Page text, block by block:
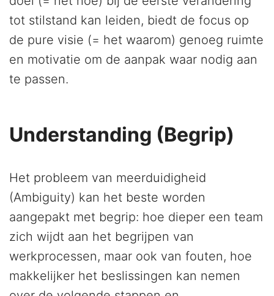
tot stilstand kan leiden, biedt de focus op
de pure visie (= het waarom) genoeg ruimte
en motivatie om de aanpak waar nodig aan
te passen.
Understanding (Begrip)
Het probleem van meerduidigheid
(Ambiguity) kan het beste worden
aangepakt met begrip: hoe dieper een team
zich wijdt aan het begrijpen van
werkprocessen, maar ook van fouten, hoe
makkelijker het beslissingen kan nemen